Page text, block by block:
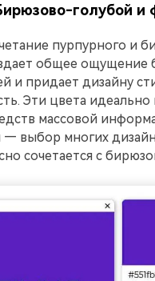
голубой и
пурпурного и
общее ощущение
и придает дизайну
Эти цвета идеально
массовой
выбор многих
сочетается с